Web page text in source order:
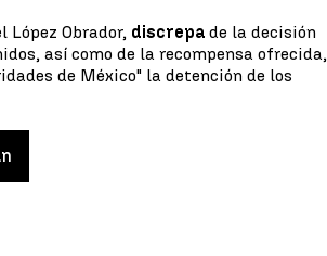
López Obrador, discrepade la decisión
así como de la recompensa ofrecida,
de México" la detención de los